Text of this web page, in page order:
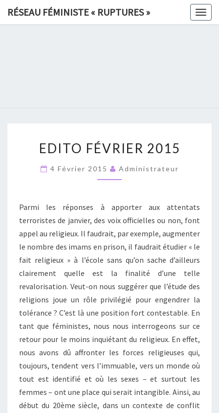
RÉSEAU FÉMINISTE « RUPTURES »
»
FÉVRIER
2015
EDITO FÉVRIER 2015
4 Février 2015 Administrateur
Parmi les réponses à apporter aux attentats
terroristes de janvier, des voix officielles ou non, font
appel au religieux. Il faudrait, par exemple, augmenter
le nombre des imams en prison, il faudrait étudier « le
fait religieux » à l’école sans qu’on sache d’ailleurs
clairement quelle est la finalité d’une telle
revalorisation. Veut-on nous suggérer que l’étude des
religions joue un rôle privilégié pour engendrer la
tolérance ? C’est là une position fort contestable. En
tant que féministes, nous nous interrogeons sur ce
retour pour le moins inquiétant du religieux. En effet,
nous avons dû affronter les forces religieuses qui,
toujours, tendent vers l’immuable, vers un monde où
tout est identifié et où les sexes – et surtout les
femmes – ont une place qui serait intangible. Ainsi, au
début du 20ème siècle, dans un contexte de conflit